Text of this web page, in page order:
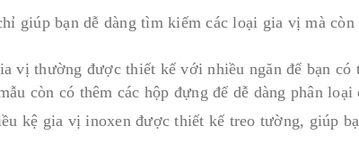
giúp bạn dễ dàng tìm kiếm các loại gia vị mà còn
vị thường được thiết kế với nhiều ngăn để bạn có
còn có thêm các hộp đựng để dễ dàng phân
kệ gia vị inoxen được thiết kế treo tường, giúp